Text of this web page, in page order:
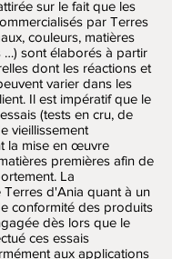
sur le fait que les
par Terres
couleurs, matières
…) sont élaborés à partir
dont les réactions et
varier dans les
Il est impératif que le
(tests en cru, de
vieillissement
la mise en œuvre
premières afin de
La
d'Ania quant à un
conformité des produits
dès lors que le
ces essais
aux applications